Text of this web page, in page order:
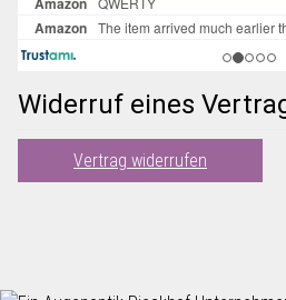
Widerruf eines
Vertrag widerrufen